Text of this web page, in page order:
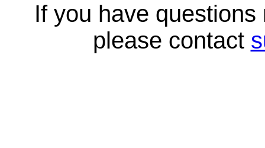
If you have
please contact